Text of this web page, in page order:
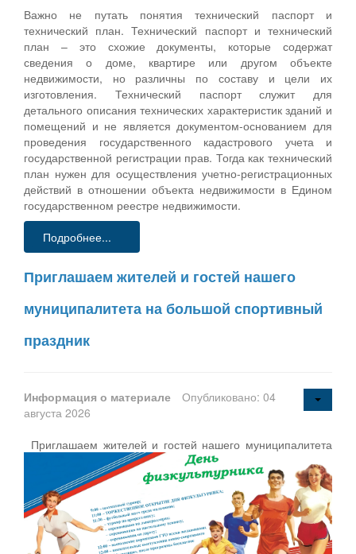
Важно не путать понятия технический паспорт и
технический план. Технический паспорт и технический
план – это схожие документы, которые содержат
сведения о доме, квартире или другом объекте
недвижимости, но различны по составу и цели их
изготовления. Технический паспорт служит для
детального описания технических характеристик зданий и
помещений и не является документом-основанием для
проведения государственного кадастрового учета и
государственной регистрации прав. Тогда как технический
план нужен для осуществления учетно-регистрационных
действий в отношении объекта недвижимости в Едином
государственном реестре недвижимости.
Подробнее...
Приглашаем жителей и гостей нашего
муниципалитета на большой спортивный
праздник
Информация о материале
Опубликовано: 04
августа 2026
Приглашаем жителей и гостей нашего муниципалитета